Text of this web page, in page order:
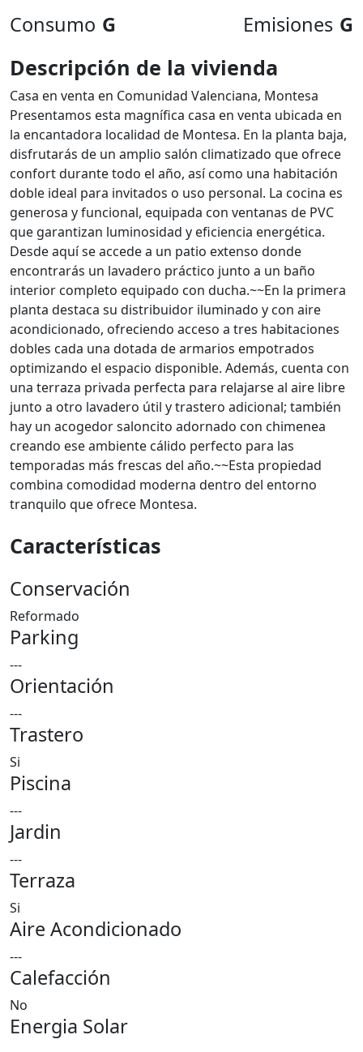
Consumo G Emisiones G
Descripción de la vivienda
Casa en venta en Comunidad Valenciana, Montesa
Presentamos esta magnífica casa en venta ubicada en
la encantadora localidad de Montesa. En la planta baja,
disfrutarás de un amplio salón climatizado que ofrece
confort durante todo el año, así como una habitación
doble ideal para invitados o uso personal. La cocina es
generosa y funcional, equipada con ventanas de PVC
que garantizan luminosidad y eficiencia energética.
Desde aquí se accede a un patio extenso donde
encontrarás un lavadero práctico junto a un baño
interior completo equipado con ducha.~~En la primera
planta destaca su distribuidor iluminado y con aire
acondicionado, ofreciendo acceso a tres habitaciones
dobles cada una dotada de armarios empotrados
optimizando el espacio disponible. Además, cuenta con
una terraza privada perfecta para relajarse al aire libre
junto a otro lavadero útil y trastero adicional; también
hay un acogedor saloncito adornado con chimenea
creando ese ambiente cálido perfecto para las
temporadas más frescas del año.~~Esta propiedad
combina comodidad moderna dentro del entorno
tranquilo que ofrece Montesa.
Características
Conservación
Reformado
Parking
---
Orientación
---
Trastero
Si
Piscina
---
Jardin
---
Terraza
Si
Aire Acondicionado
---
Calefacción
No
Energia Solar